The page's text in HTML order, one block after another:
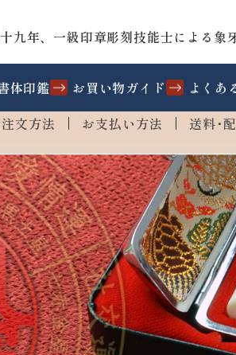
九年、一級印章彫刻技能士による象
体印鑑 お買い物ガイド よくあ
文方法
お支払い方法 送料･